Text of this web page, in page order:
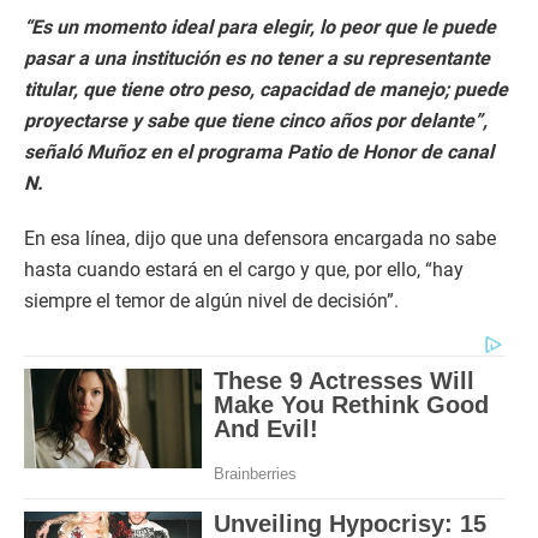
“Es un momento ideal para elegir, lo peor que le puede
pasar a una institución es no tener a su representante
titular, que tiene otro peso, capacidad de manejo; puede
proyectarse y sabe que tiene cinco años por delante”,
señaló Muñoz en el programa Patio de Honor de canal
N.
En esa línea, dijo que una defensora encargada no sabe
hasta cuando estará en el cargo y que, por ello, “hay
siempre el temor de algún nivel de decisión”.